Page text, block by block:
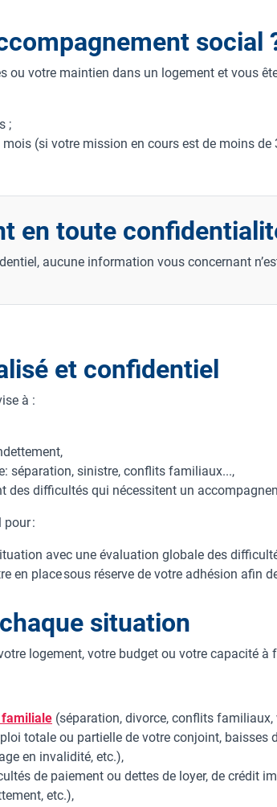
social
votre maintien dans un logement et vous
;
(si votre mission en cours est de moins
en toute
aucune information vous concernant
et confidentiel
à :
séparation, sinistre, conflits familiaux...,
des difficultés qui nécessitent un
:
avec une évaluation globale des
en place sous réserve de votre adhésion afin
situation
logement, votre budget ou votre capacité à
(séparation, divorce, conflits
totale ou partielle de votre conjoint,
en invalidité, etc.),
de paiement ou dettes de loyer, de crédit
etc.),